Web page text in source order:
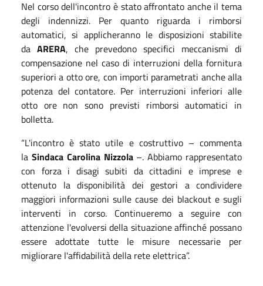
Nel corso dell'incontro è stato affrontato anche il tema
degli indennizzi. Per quanto riguarda i rimborsi
automatici, si applicheranno le disposizioni stabilite
da ARERA, che prevedono specifici meccanismi di
compensazione nel caso di interruzioni della fornitura
superiori a otto ore, con importi parametrati anche alla
potenza del contatore. Per interruzioni inferiori alle
otto ore non sono previsti rimborsi automatici in
bolletta.
“L'incontro è stato utile e costruttivo – commenta
la Sindaca Carolina Nizzola –. Abbiamo rappresentato
con forza i disagi subiti da cittadini e imprese e
ottenuto la disponibilità dei gestori a condividere
maggiori informazioni sulle cause dei blackout e sugli
interventi in corso. Continueremo a seguire con
attenzione l'evolversi della situazione affinché possano
essere adottate tutte le misure necessarie per
migliorare l'affidabilità della rete elettrica”.